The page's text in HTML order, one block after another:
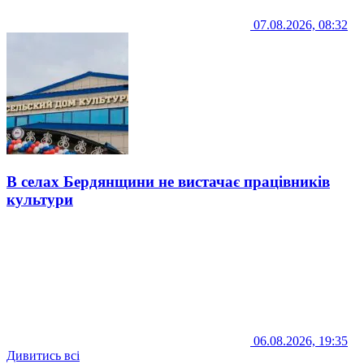
07.08.2026, 08:32
В селах Бердянщини не вистачає працівників
культури
06.08.2026, 19:35
Дивитись всі